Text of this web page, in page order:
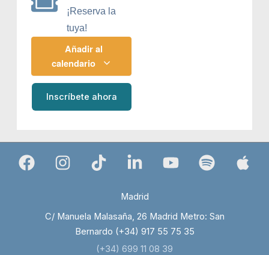
¡Reserva la
tuya!
Añadir al
calendario
Inscríbete ahora
Madrid
C/ Manuela Malasaña, 26 Madrid Metro: San
Bernardo (+34) 917 55 75 35
(+34) 699 11 08 39